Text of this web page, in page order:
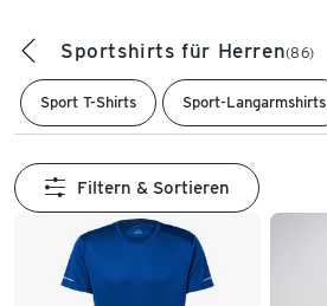
Sportshirts für Herren(86)
Sport T-Shirts Sport-Langarmshirts
Filtern & Sortieren